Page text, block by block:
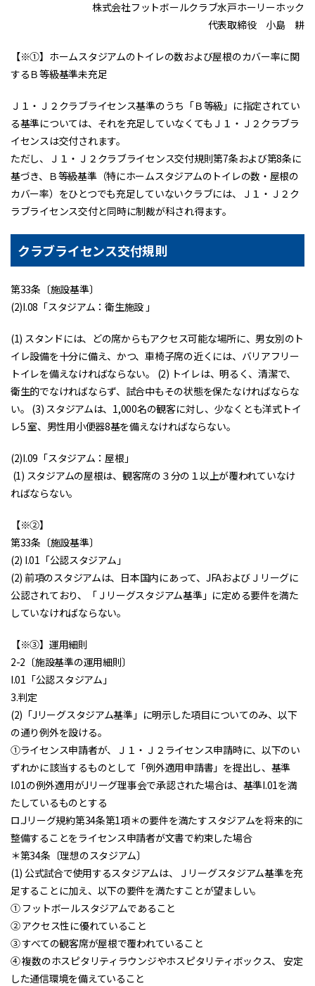
株式会社フットボールクラブ水戸ホーリーホック
代表取締役 小島 耕
【※①】ホームスタジアムのトイレの数および屋根のカバー率に関
するＢ等級基準未充足
Ｊ１・Ｊ２クラブライセンス基準のうち「Ｂ等級」に指定されてい
る基準については、それを充足していなくてもＪ１・Ｊ２クラブラ
イセンスは交付されます。
ただし、Ｊ１・Ｊ２クラブライセンス交付規則第7条および第8条に
基づき、Ｂ等級基準（特にホームスタジアムのトイレの数・屋根の
カバー率）をひとつでも充足していないクラブには、Ｊ１・Ｊ２ク
ラブライセンス交付と同時に制裁が科され得ます。
クラブライセンス交付規則
第33条〔施設基準〕
(2)I.08「スタジアム：衛生施設 」
(1) スタンドには、どの席からもアクセス可能な場所に、男女別のト
イレ設備を十分に備え、かつ、車椅子席の近くには、バリアフリー
トイレを備えなければならない。 (2) トイレは、明るく、清潔で、
衛生的でなければならず、試合中もその状態を保たなければならな
い。 (3) スタジアムは、1,000名の観客に対し、少なくとも洋式トイ
レ5 室、男性用小便器8基を備えなければならない。
(2)I.09「スタジアム：屋根」
(1) スタジアムの屋根は、観客席の３分の１以上が覆われていなけ
ればならない。
【※②】
第33条〔施設基準〕
(2) I.01「公認スタジアム」
(2) 前項のスタジアムは、日本国内にあって、JFAおよびＪリーグに
公認されており、「Ｊリーグスタジアム基準」に定める要件を満た
していなければならない。
【※③】運用細則
2-2〔施設基準の運用細則〕
I.01「公認スタジアム」
3.判定
(2)「Jリーグスタジアム基準」に明示した項目についてのみ、以下
の通り例外を設ける。
①ライセンス申請者が、Ｊ１・Ｊ２ライセンス申請時に、以下のい
ずれかに該当するものとして「例外適用申請書」を提出し、基準
I.01の例外適用がJリーグ理事会で承認された場合は、基準I.01を満
たしているものとする
ロ.Jリーグ規約第34条第1項＊の要件を満たすスタジアムを将来的に
整備することをライセンス申請者が文書で約束した場合
＊第34条〔理想のスタジアム〕
(1) 公式試合で使用するスタジアムは、Ｊリーグスタジアム基準を充
足することに加え、以下の要件を満たすことが望ましい。
① フットボールスタジアムであること
② アクセス性に優れていること
③ すべての観客席が屋根で覆われていること
④ 複数のホスピタリティラウンジやホスピタリティボックス、 安定
した通信環境を備えていること